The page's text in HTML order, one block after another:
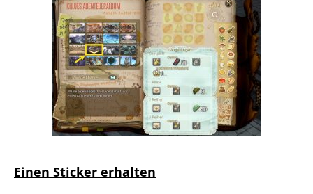
Einen Sticker erhalten